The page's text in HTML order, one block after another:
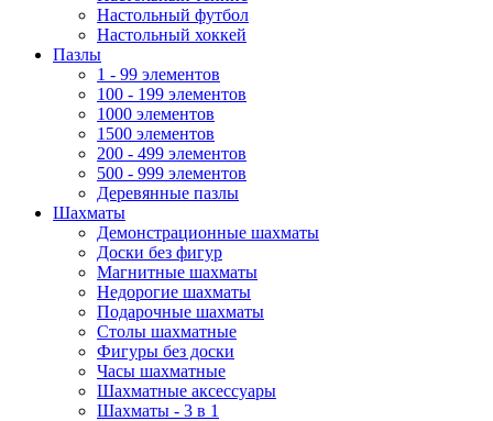
Настольный футбол
Настольный хоккей
Пазлы
1 - 99 элементов
100 - 199 элементов
1000 элементов
1500 элементов
200 - 499 элементов
500 - 999 элементов
Деревянные пазлы
Шахматы
Демонстрационные шахматы
Доски без фигур
Магнитные шахматы
Недорогие шахматы
Подарочные шахматы
Столы шахматные
Фигуры без доски
Часы шахматные
Шахматные аксессуары
Шахматы - 3 в 1